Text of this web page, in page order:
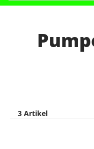
3 Artikel